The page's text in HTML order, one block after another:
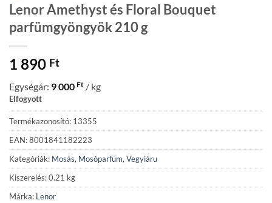
Lenor Amethyst és Floral Bouquet
parfümgyöngyök 210 g
1 890 Ft
Egységár: 9 000 Ft / kg
Elfogyott
Termékazonosító: 13355
EAN: 8001841182223
Kategóriák: Mosás, Mosóparfüm, Vegyiáru
Kiszerelés: 0.21 kg
Márka: Lenor